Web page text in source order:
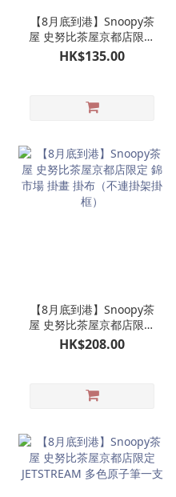
【8月底到港】Snoopy茶
屋 史努比茶屋京都店限定
焙茶茶包茶筒
HK$135.00
【8月底到港】Snoopy茶
屋 史努比茶屋京都店限定
錦市場 掛畫 掛布（不連掛
架掛框）
HK$208.00